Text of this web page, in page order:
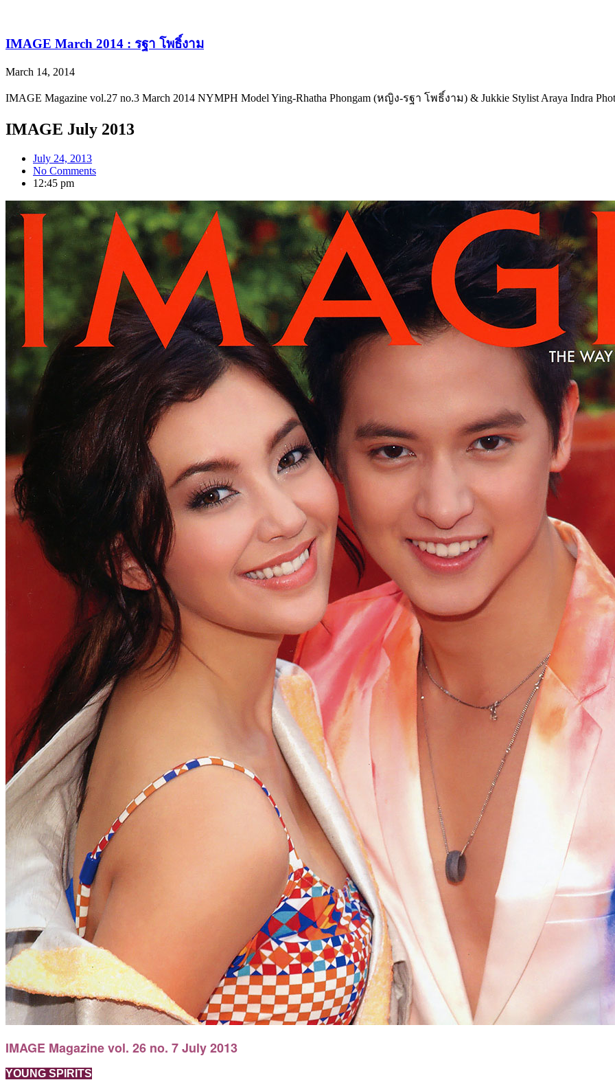
IMAGE March 2014 : รฐา โพธิ์งาม
March 14, 2014
IMAGE Magazine vol.27 no.3 March 2014 NYMPH Model Ying-Rhatha Phongam (หญิง-รฐา โพธิ์งาม) & Jukkie Stylist Araya Indra
IMAGE July 2013
July 24, 2013
No Comments
12:45 pm
IMAGE Magazine vol. 26 no. 7 July 2013
YOUNG SPIRITS